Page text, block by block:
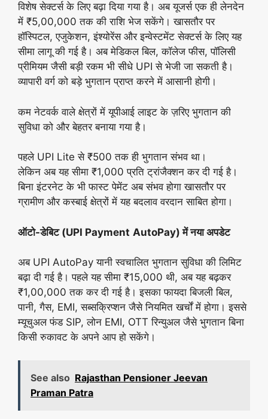
विशेष सेक्टर्स के लिए बढ़ा दिया गया है। अब यूजर्स एक ही लेनदेन
में ₹5,00,000 तक की राशि भेज सकेंगे। खासतौर पर
हॉस्पिटल, एजुकेशन, इंश्योरेंस और इन्वेस्टमेंट सेक्टर्स के लिए यह
सीमा लागू की गई है। अब मेडिकल बिल, कॉलेज फीस, पॉलिसी
प्रीमियम जैसी बड़ी रकम भी सीधे UPI से भेजी जा सकती है।
व्यापारी वर्ग को बड़े भुगतान प्राप्त करने में आसानी होगी।
कम नेटवर्क वाले क्षेत्रों में यूपीआई लाइट के ज़रिए भुगतान की
सुविधा को और बेहतर बनाया गया है।
पहले UPI Lite से ₹500 तक ही भुगतान संभव था।
लेकिन अब यह सीमा ₹1,000 प्रति ट्रांजैक्शन कर दी गई है।
बिना इंटरनेट के भी फास्ट पेमेंट अब संभव होगा खासतौर पर
ग्रामीण और कस्बाई क्षेत्रों में यह बदलाव वरदान साबित होगा।
ऑटो-डेबिट (UPI Payment AutoPay) में नया अपडेट
अब UPI AutoPay यानी स्वचालित भुगतान सुविधा की लिमिट
बढ़ा दी गई है। पहले यह सीमा ₹15,000 थी, अब यह बढ़कर
₹1,00,000 तक कर दी गई है। इसका फायदा बिजली बिल,
पानी, गैस, EMI, सब्सक्रिप्शन जैसे नियमित खर्चों में होगा। इससे
म्यूचुअल फंड SIP, लोन EMI, OTT रिन्युअल जैसे भुगतान बिना
किसी रुकावट के अपने आप हो सकेंगे।
See also Rajasthan Pensioner Jeevan
Praman Patra